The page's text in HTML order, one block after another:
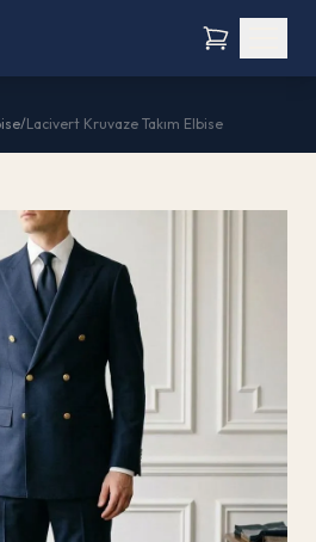
/Lacivert Kruvaze Takım Elbise